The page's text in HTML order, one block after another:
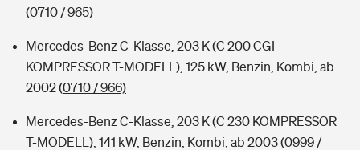
(0710 / 965)
Mercedes-Benz C-Klasse, 203 K (C 200 CGI
KOMPRESSOR T-MODELL), 125 kW, Benzin, Kombi, ab
2002(0710 / 966)
Mercedes-Benz C-Klasse, 203 K (C 230 KOMPRESSOR
T-MODELL), 141 kW, Benzin, Kombi, ab 2003(0999 /